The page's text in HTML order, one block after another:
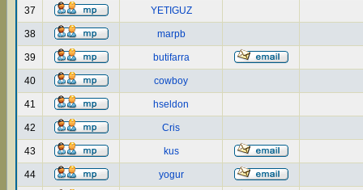
37 YETIGUZ
38 marpb
39 butifarra
40 cowboy
41 hseldon
42 Cris
43 kus
44 yogur